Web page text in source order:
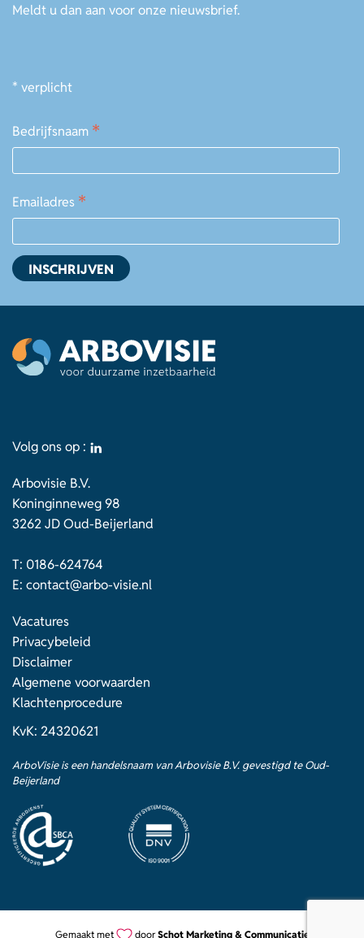
Meldt u dan aan voor onze nieuwsbrief.
* verplicht
Bedrijfsnaam *
Emailadres *
Volg ons op :
Arbovisie B.V.
Koninginneweg 98
3262 JD Oud-Beijerland
T: 0186-624764
E: contact@arbo-visie.nl
Vacatures
Privacybeleid
Disclaimer
Algemene voorwaarden
Klachtenprocedure
KvK: 24320621
ArboVisie is een handelsnaam van Arbovisie B.V. gevestigd te Oud-
Beijerland
Gemaakt met door Schot Marketing & Communicatie